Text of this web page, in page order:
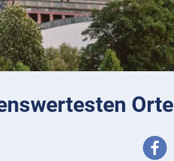
Orte